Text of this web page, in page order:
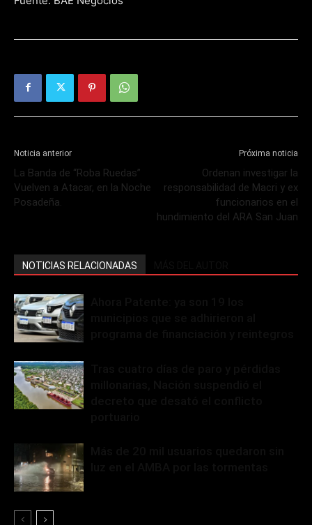
Noticia anterior
La Banda de “Roba Ruedas”
Vuelven a Atacar, en la Noche
Posadeña.
Próxima noticia
Ordenan investigar la
responsabilidad de Macri y ex
funcionarios en el
hundimiento del ARA San Juan
NOTICIAS RELACIONADAS